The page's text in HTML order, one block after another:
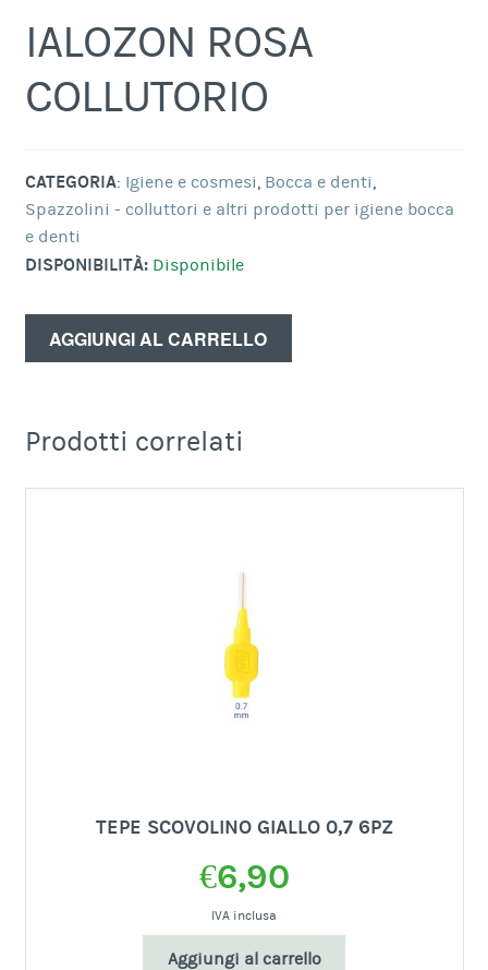
IALOZON ROSA
COLLUTORIO
CATEGORIA: Igiene e cosmesi, Bocca e denti,
Spazzolini - colluttori e altri prodotti per igiene bocca
e denti
DISPONIBILITÀ: Disponibile
AGGIUNGI AL CARRELLO
Prodotti correlati
TEPE SCOVOLINO GIALLO 0,7 6PZ
€6,90
IVA inclusa
Aggiungi al carrello